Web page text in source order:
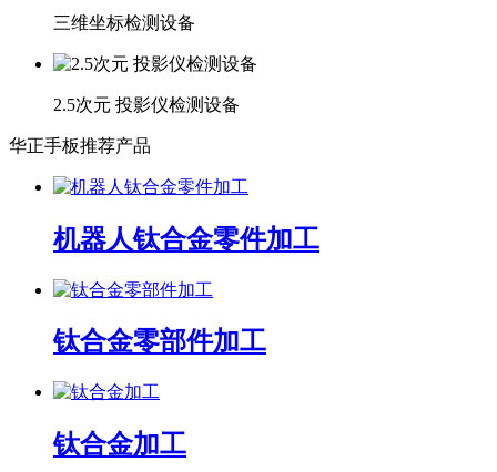
三维坐标检测设备
2.5次元 投影仪检测设备
华正手板推荐产品
机器人钛合金零件加工
钛合金零部件加工
钛合金加工